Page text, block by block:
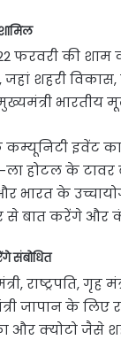
फरवरी की शाम
शहरी
इवेंट का
होटल के टावर
के
से बात करेंगे और
संबोधित
राष्ट्रपति,
जापान के लिए
और क्योटो जैसे